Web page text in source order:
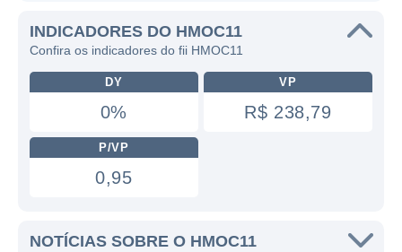
INDICADORES DO HMOC11
Confira os indicadores do fii HMOC11
DY
0%
VP
R$ 238,79
P/VP
0,95
NOTÍCIAS SOBRE O HMOC11